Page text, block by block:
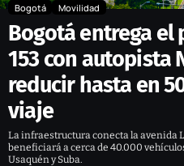
Bogotá Movilidad
Bogotá entrega el
153 con autopista
reducir hasta en
viaje
La infraestructura conecta la avenida
beneficiará a cerca de 40.000
Usaquén y Suba.